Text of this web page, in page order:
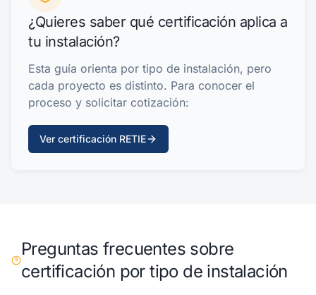
¿Quieres saber qué certificación aplica a
tu instalación?
Esta guía orienta por tipo de instalación, pero
cada proyecto es distinto. Para conocer el
proceso y solicitar cotización:
Ver certificación RETIE
Preguntas frecuentes sobre
certificación por tipo de instalación